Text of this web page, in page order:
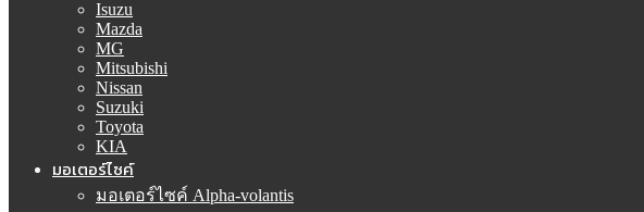
Isuzu
Mazda
MG
Mitsubishi
Nissan
Suzuki
Toyota
KIA
มอเตอร์ไซค์
มอเตอร์ไซค์ Alpha-volantis